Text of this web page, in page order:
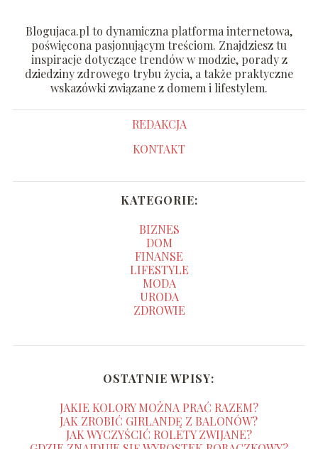
Blogujaca.pl to dynamiczna platforma internetowa,
poświęcona pasjonującym treściom. Znajdziesz tu
inspiracje dotyczące trendów w modzie, porady z
dziedziny zdrowego trybu życia, a także praktyczne
wskazówki związane z domem i lifestylem.
REDAKCJA
KONTAKT
KATEGORIE:
BIZNES
DOM
FINANSE
LIFESTYLE
MODA
URODA
ZDROWIE
OSTATNIE WPISY:
JAKIE KOLORY MOŻNA PRAĆ RAZEM?
JAK ZROBIĆ GIRLANDĘ Z BALONÓW?
JAK WYCZYŚCIĆ ROLETY ZWIJANE?